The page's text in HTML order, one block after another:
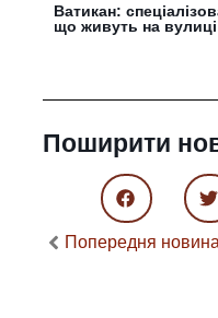
Ватикан:
що живуть на вулиці
Поширити
Попередня новина